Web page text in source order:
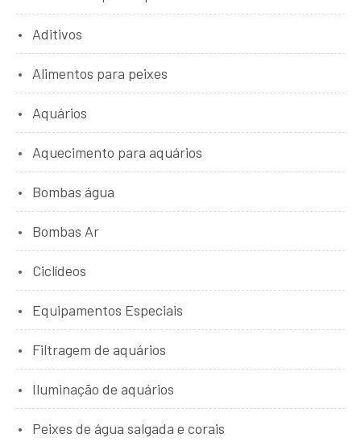
Aditivos
Alimentos para peixes
Aquários
Aquecimento para aquários
Bombas água
Bombas Ar
Ciclídeos
Equipamentos Especiais
Filtragem de aquários
Iluminação de aquários
Peixes de água salgada e corais